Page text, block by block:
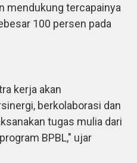
mendukung tercapainya
100 persen pada
kerja akan
berkolaborasi dan
tugas mulia dari
BPBL," ujar